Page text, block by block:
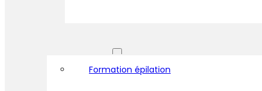
Formation épilation